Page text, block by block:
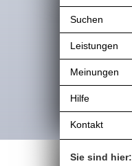
Suchen
Leistungen
Meinungen
Hilfe
Kontakt
Sie sind hier: